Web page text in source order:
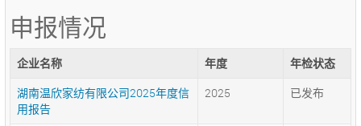
申报情况
企业名称 年度
年检状态
湖南温欣家纺有限公司2025年度信
用报告
2025 已发布